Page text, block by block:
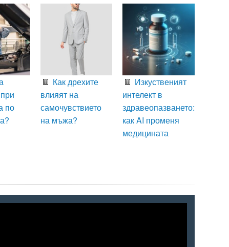
по
Как дрехите
влияят на
самочувствието
на мъжа?
Изкуственият
интелект в
здравеопазването:
как AI променя
медицината